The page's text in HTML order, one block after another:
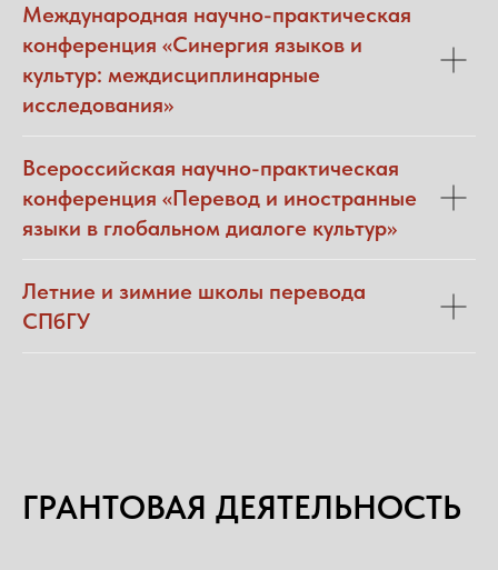
Международная научно-практическая
конференция «Синергия языков и
культур: междисциплинарные
исследования»
Всероссийская научно-практическая
конференция «Перевод и иностранные
языки в глобальном диалоге культур»
Летние и зимние школы перевода
СПбГУ
ГРАНТОВАЯ ДЕЯТЕЛЬНОСТЬ